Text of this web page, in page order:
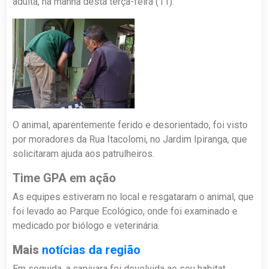
O animal, aparentemente ferido e desorientado, foi visto
por moradores da Rua Itacolomi, no Jardim Ipiranga, que
solicitaram ajuda aos patrulheiros.
Time GPA em ação
As equipes estiveram no local e resgataram o animal, que
foi levado ao Parque Ecológico, onde foi examinado e
medicado por biólogo e veterinária.
Mais notícias da região